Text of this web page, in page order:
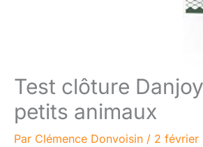
Test clôture
petits animaux
Par Clémence Donvoisin / 2 février